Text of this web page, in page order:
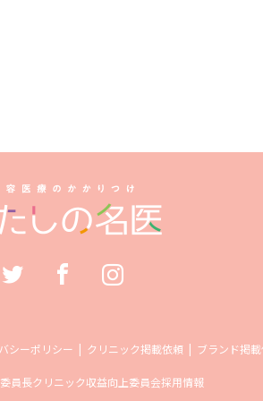
シーポリシー クリニック掲載依頼 ブランド掲
員長クリニック収益向上委員会採用情報